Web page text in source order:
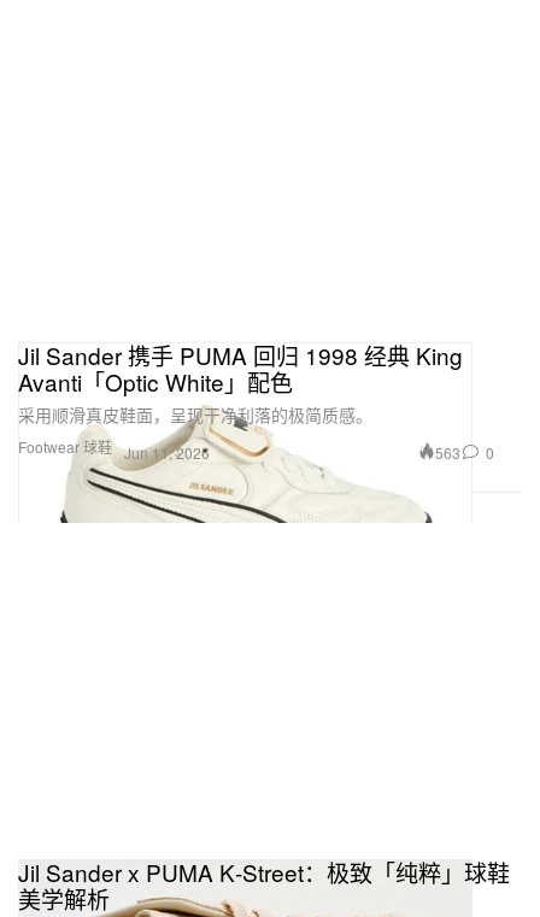
Footwear 球鞋
Jil Sander 携手 PUMA 回归 1998 经典 King
Avanti「Optic White」配色
采用顺滑真皮鞋面，呈现干净利落的极简质感。
Jun 11, 2026 563 0
Jil Sander x PUMA K‑Street：极致「纯粹」球鞋
美学解析